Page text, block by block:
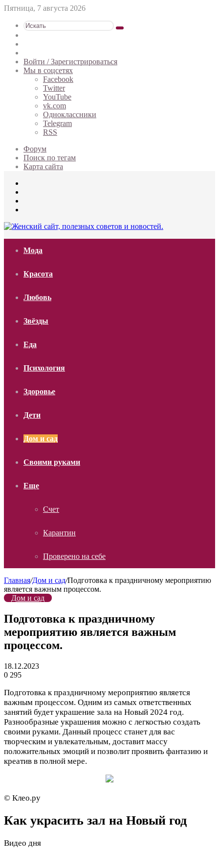
Пятница, 7 августа 2026
Искать
статья
Войти / Зарегистрироваться
Мы в соцсетях
Facebook
Twitter
YouTube
vk.com
Одноклассники
Telegram
RSS
Форум
Поиск по тегам
Карта сайта
Мода
Красота
Любовь
Звёзды
Еда
Психология
Здоровье
Дети
Дом и сад
Своими руками
Еще
Счет
Карантин
Проверено на себе
Главная/Дом и сад/Подготовка к праздничному мероприятию
является важным процессом.
Дом и сад
Подготовка к праздничному
мероприятию является важным
процессом.
18.12.2023
0 295
Подготовка к праздничному мероприятию является
важным процессом. Одним из самых ответственных
занятий будет украшение зала на Новый 2024 год.
Разнообразные украшения можно с легкостью создать
своими руками. Данный процесс станет для вас
творческим и увлекательным, доставит массу
положительных эмоций и позволит проявить фантазию и
креатив в полной мере.
© Клео.ру
Как украсить зал на Новый год
Видео дня